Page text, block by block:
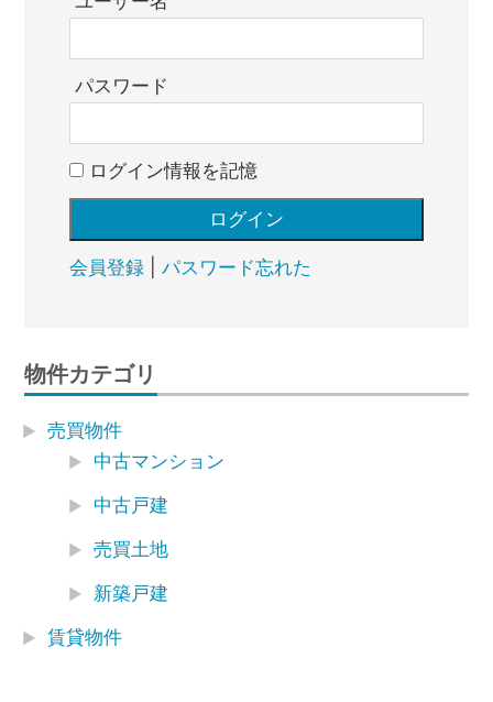
パスワード
ログイン情報を記憶
会員登録| パスワード忘れた
物件カテゴリ
売買物件
中古マンション
中古戸建
売買土地
新築戸建
賃貸物件